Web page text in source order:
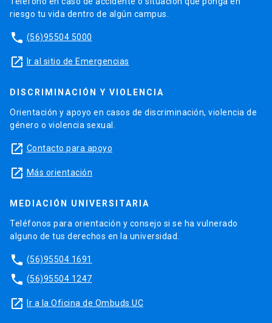
riesgo tu vida dentro de algún campus.
phone (56)95504 5000
launch Ir al sitio de Emergencias
DISCRIMINACIÓN Y VIOLENCIA
Orientación y apoyo en casos de discriminación, violencia de
género o violencia sexual.
launch Contacto para apoyo
launch Más orientación
MEDIACIÓN UNIVERSITARIA
Teléfonos para orientación y consejo si se ha vulnerado
alguno de tus derechos en la universidad.
phone (56)95504 1691
phone (56)95504 1247
launch Ir a la Oficina de Ombuds UC